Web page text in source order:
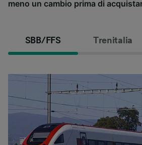
meno un cambio prima di
SBB/FFS Trenitalia